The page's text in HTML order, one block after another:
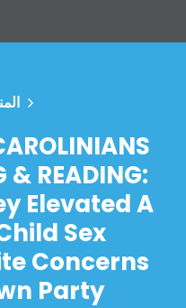
& READING:
Elevated A
Sex
Concerns
Party